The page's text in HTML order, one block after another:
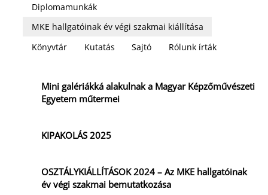
Diplomamunkák
MKE hallgatóinak év végi szakmai kiállítása
Könyvtár
Kutatás Sajtó Rólunk írták
Mini galériákká alakulnak a Magyar Képzőművészeti
Egyetem műtermei
KIPAKOLÁS 2025
OSZTÁLYKIÁLLÍTÁSOK 2024 – Az MKE hallgatóinak
év végi szakmai bemutatkozása